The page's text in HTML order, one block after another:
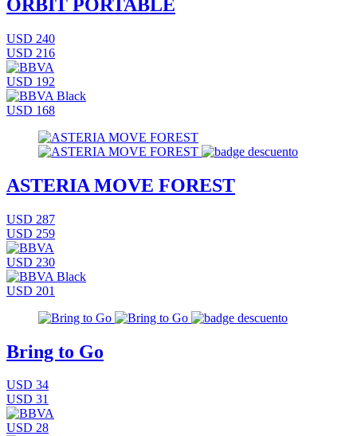
ORBIT PORTABLE
USD 240
USD 216
USD 192
USD 168
ASTERIA MOVE FOREST
USD 287
USD 259
USD 230
USD 201
Bring to Go
USD 34
USD 31
USD 28